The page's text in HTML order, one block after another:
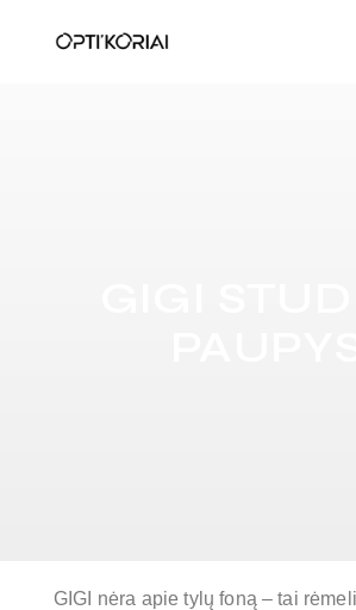
GIGI nėra apie tylų foną – tai